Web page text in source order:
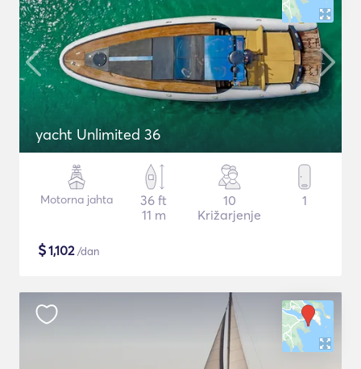
yacht Unlimited 36
Motorna jahta
36 ft
11 m
10
Križarjenje
1
$1,102/dan